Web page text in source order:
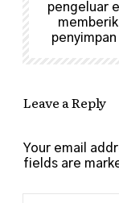
pengeluar
Leave a Reply
Your email
fields are